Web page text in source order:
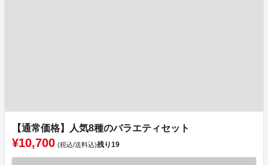
【通常価格】人気8種のバラエティセット
¥10,700 (税込/送料込)残り19